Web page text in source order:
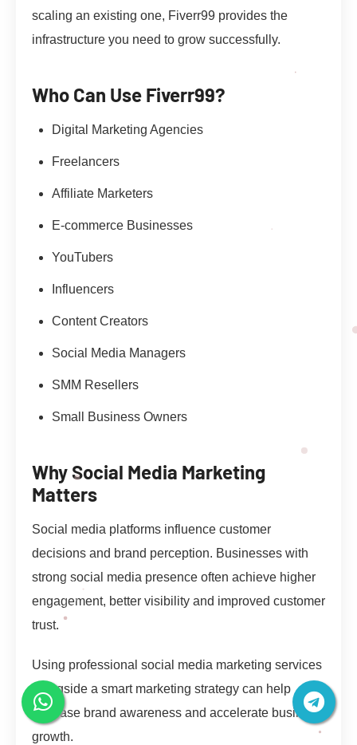
scaling an existing one, Fiverr99 provides the
infrastructure you need to grow successfully.
Who Can Use Fiverr99?
Digital Marketing Agencies
Freelancers
Affiliate Marketers
E-commerce Businesses
YouTubers
Influencers
Content Creators
Social Media Managers
SMM Resellers
Small Business Owners
Why Social Media Marketing
Matters
Social media platforms influence customer
decisions and brand perception. Businesses with
strong social media presence often achieve higher
engagement, better visibility and improved customer
trust.
Using professional social media marketing services
alongside a smart marketing strategy can help
increase brand awareness and accelerate business
growth.